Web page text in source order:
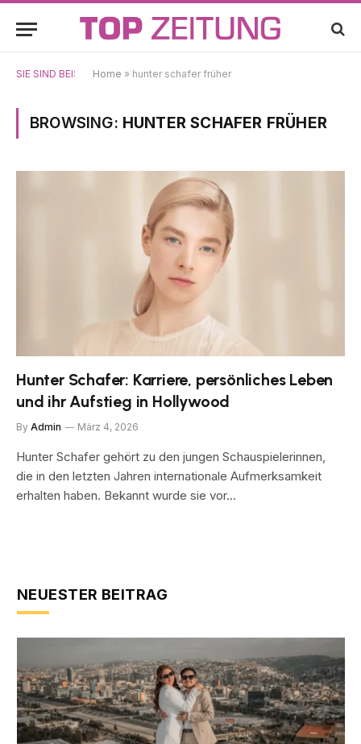
SIE SIND BEI: Home » hunter schafer früher
BROWSING: HUNTER SCHAFER FRÜHER
Hunter Schafer: Karriere, persönliches Leben
und ihr Aufstieg in Hollywood
By Admin März 4, 2026
Hunter Schafer gehört zu den jungen Schauspielerinnen,
die in den letzten Jahren internationale Aufmerksamkeit
erhalten haben. Bekannt wurde sie vor…
NEUESTER BEITRAG